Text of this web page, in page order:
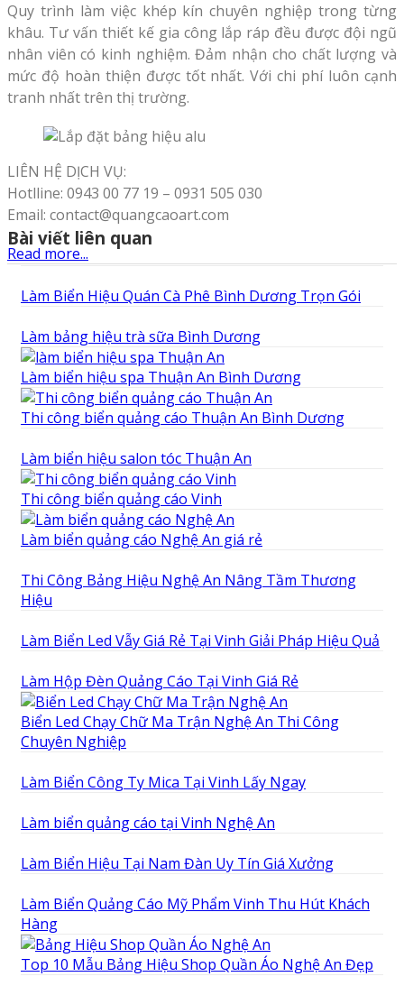
Quy trình làm việc khép kín chuyên nghiệp trong từng
khâu. Tư vấn thiết kế gia công lắp ráp đều được đội ngũ
nhân viên có kinh nghiệm. Đảm nhận cho chất lượng và
mức độ hoàn thiện được tốt nhất. Với chi phí luôn cạnh
tranh nhất trên thị trường.
LIÊN HỆ DỊCH VỤ:
Hotlline: 0943 00 77 19 – 0931 505 030
Email: contact@quangcaoart.com
Read more...
Bài viết liên quan
Làm Biển Hiệu Quán Cà Phê Bình Dương Trọn Gói
Làm bảng hiệu trà sữa Bình Dương
Làm biển hiệu spa Thuận An Bình Dương
Thi công biển quảng cáo Thuận An Bình Dương
Làm biển hiệu salon tóc Thuận An
Thi công biển quảng cáo Vinh
Làm biển quảng cáo Nghệ An giá rẻ
Thi Công Bảng Hiệu Nghệ An Nâng Tầm Thương
Hiệu
Làm Biển Led Vẫy Giá Rẻ Tại Vinh Giải Pháp Hiệu Quả
Làm Hộp Đèn Quảng Cáo Tại Vinh Giá Rẻ
Biển Led Chạy Chữ Ma Trận Nghệ An Thi Công
Chuyên Nghiệp
Làm Biển Công Ty Mica Tại Vinh Lấy Ngay
Làm biển quảng cáo tại Vinh Nghệ An
Làm Biển Hiệu Tại Nam Đàn Uy Tín Giá Xưởng
Làm Biển Quảng Cáo Mỹ Phẩm Vinh Thu Hút Khách
Hàng
Top 10 Mẫu Bảng Hiệu Shop Quần Áo Nghệ An Đẹp